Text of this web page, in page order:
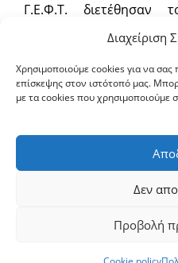
Διαχείριση
Χρησιμοποιούμε cookies για να
επίσκεψης στον ιστότοπό μας.
με τα cookies που χρησιμοποιούμε
Δεν
Προβολή
Γ.Ε.Φ.Τ. διετέθησαν
διάστημα 20.000,00
βοηθήματα, πληρωμή
ιατρικών εξετάσεων.
Εκκλησία στάθηκε
Νοσοκομείου
Ἐκ τῆς
Πολιτική